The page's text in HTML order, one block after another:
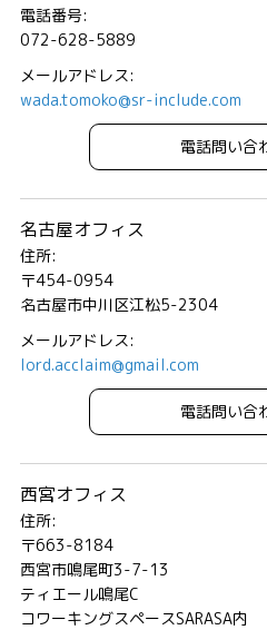
電話番号:
072-628-5889
メールアドレス:
wada.tomoko@sr-include.com
電話問い合
名古屋オフィス
住所:
〒454-0954
名古屋市中川区江松5-2304
メールアドレス:
lord.acclaim@gmail.com
電話問い合
西宮オフィス
住所:
〒663-8184
西宮市鳴尾町3-7-13
ティエール鳴尾C
コワーキングスペースSARASA内